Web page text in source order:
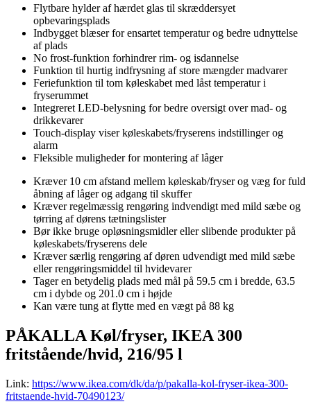
Flytbare hylder af hærdet glas til skræddersyet
opbevaringsplads
Indbygget blæser for ensartet temperatur og bedre udnyttelse
af plads
No frost-funktion forhindrer rim- og isdannelse
Funktion til hurtig indfrysning af store mængder madvarer
Feriefunktion til tom køleskabet med låst temperatur i
fryserummet
Integreret LED-belysning for bedre oversigt over mad- og
drikkevarer
Touch-display viser køleskabets/fryserens indstillinger og
alarm
Fleksible muligheder for montering af låger
Kræver 10 cm afstand mellem køleskab/fryser og væg for fuld
åbning af låger og adgang til skuffer
Kræver regelmæssig rengøring indvendigt med mild sæbe og
tørring af dørens tætningslister
Bør ikke bruge opløsningsmidler eller slibende produkter på
køleskabets/fryserens dele
Kræver særlig rengøring af døren udvendigt med mild sæbe
eller rengøringsmiddel til hvidevarer
Tager en betydelig plads med mål på 59.5 cm i bredde, 63.5
cm i dybde og 201.0 cm i højde
Kan være tung at flytte med en vægt på 88 kg
PÅKALLA Køl/fryser, IKEA 300
fritstående/hvid, 216/95 l
Link: https://www.ikea.com/dk/da/p/pakalla-kol-fryser-ikea-300-
fritstaende-hvid-70490123/